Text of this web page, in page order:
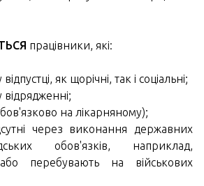
працівники, які:
як щорічні, так і соціальні;
на лікарняному);
через виконання державних
обов'язків, наприклад,
або перебувають на військових